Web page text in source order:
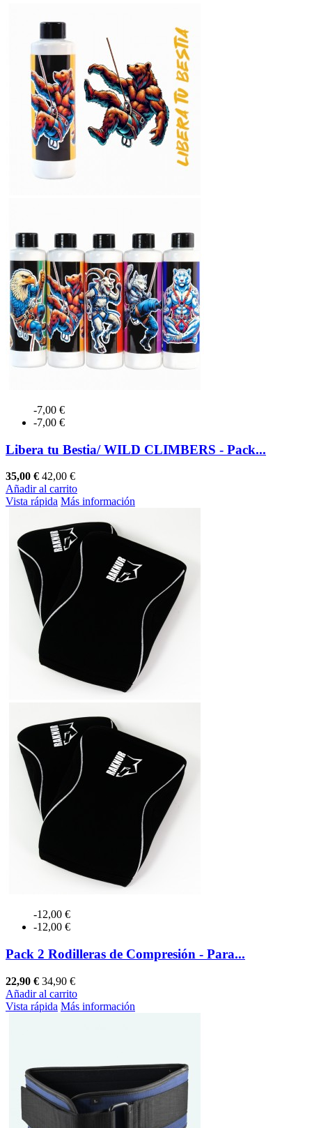
-7,00 €
-7,00 €
Libera tu Bestia/ WILD CLIMBERS - Pack...
35,00 € 42,00 €
Añadir al carrito
Vista rápida Más información
-12,00 €
-12,00 €
Pack 2 Rodilleras de Compresión - Para...
22,90 € 34,90 €
Añadir al carrito
Vista rápida Más información